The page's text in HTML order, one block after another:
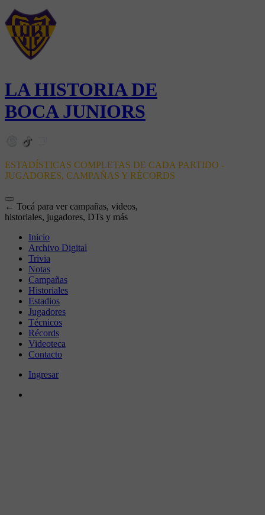
LA HISTORIA DE
BOCA JUNIORS
ESTADÍSTICAS COMPLETAS DE CADA PARTIDO -
JUGADORES, CAMPAÑAS Y RÉCORDS
← Tocá para ver campañas, videos,
historiales, jugadores, DTs y más
Inicio
Archivo Digital
Trivia
Notas
Campañas
Historiales
Estadios
Jugadores
Técnicos
Récords
Videoteca
Contacto
Ingresar